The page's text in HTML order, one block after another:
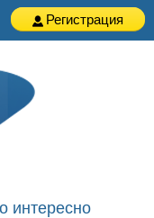
Регистрация
интересно